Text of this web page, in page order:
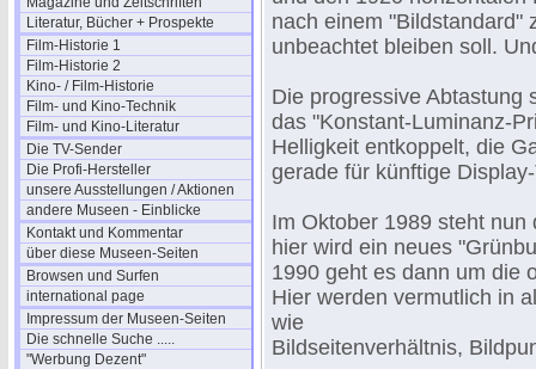
Literatur, Bücher + Prospekte
Film-Historie 1
Film-Historie 2
Kino- / Film-Historie
Film- und Kino-Technik
Film- und Kino-Literatur
Die TV-Sender
Die Profi-Hersteller
unsere Ausstellungen / Aktionen
andere Museen - Einblicke
Kontakt und Kommentar
über diese Museen-Seiten
Browsen und Surfen
international page
Impressum der Museen-Seiten
Die schnelle Suche .....
"Werbung Dezent"
nach einem "Bildstandard"
unbeachtet bleiben soll.
Die progressive Abtastung
das "Konstant-Luminanz-
Helligkeit entkoppelt, die
gerade für künftige
Im Oktober 1989 steht
hier wird ein neues
1990 geht es dann um die
Hier werden vermutlich in
wie
Bildseitenverhältnis,